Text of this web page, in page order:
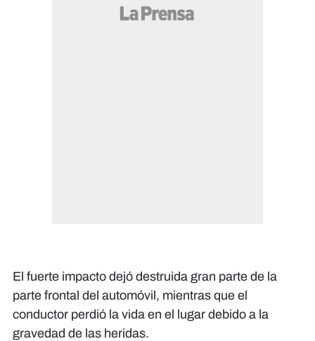
El fuerte impacto dejó destruida gran parte de la
parte frontal del automóvil, mientras que el
conductor perdió la vida en el lugar debido a la
gravedad de las heridas.